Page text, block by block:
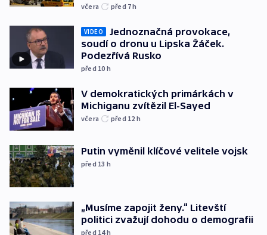
včera před 7h
VIDEO
Jednoznačná provokace,
soudí o dronu u Lipska Žáček.
Podezřívá Rusko
před 10 h
V demokratických primárkách v
Michiganu zvítězil El-Sayed
včera před 12 h
Putin vyměnil klíčové velitele vojsk
před 13 h
„Musíme zapojit ženy.“ Litevští
politici zvažují dohodu o demografii
před 14h